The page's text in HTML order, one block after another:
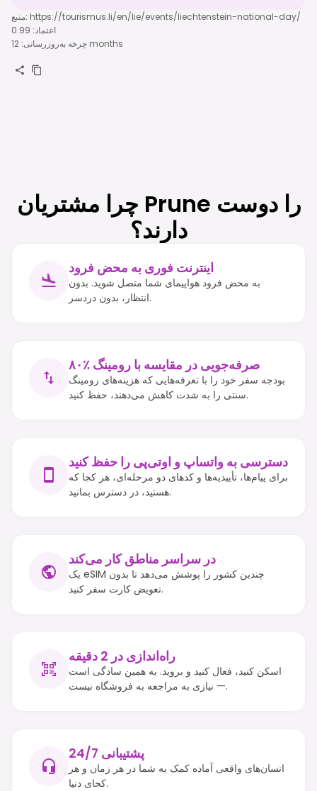
منبع: https://tourismus.li/en/lie/events/liechtenstein-national-day/
اعتماد:
0.99
چرخه به‌روزرسانی: 12 months
چرا مشتریان Prune را دوست
دارند؟
اینترنت فوری به محض فرود
به محض فرود هواپیمای شما متصل شوید. بدون
انتظار، بدون دردسر.
۸۰٪ صرفه‌جویی در مقایسه با رومینگ
بودجه سفر خود را با تعرفه‌هایی که هزینه‌های رومینگ
سنتی را به شدت کاهش می‌دهند، حفظ کنید.
دسترسی به واتساپ و او‌تی‌پی را حفظ کنید
برای پیام‌ها، تأییدیه‌ها و کدهای دو مرحله‌ای، هر کجا که
هستید، در دسترس بمانید.
در سراسر مناطق کار می‌کند
یک eSIM چندین کشور را پوشش می‌دهد تا بدون
تعویض کارت سفر کنید.
راه‌اندازی در 2 دقیقه
اسکن کنید، فعال کنید و بروید. به همین سادگی است
— نیازی به مراجعه به فروشگاه نیست.
پشتیبانی 24/7
انسان‌های واقعی آماده کمک به شما در هر زمان و هر
کجای دنیا.